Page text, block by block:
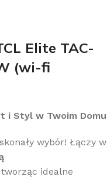
Elite TAC-
(wi-fi
i Styl w Twoim Domu
wybór! Łączy w
tworząc idealne